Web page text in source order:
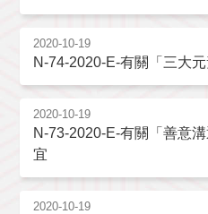
2020-10-19
N-74-2020-E-有關「三大
2020-10-19
N-73-2020-E-有關「善意
宜
2020-10-19